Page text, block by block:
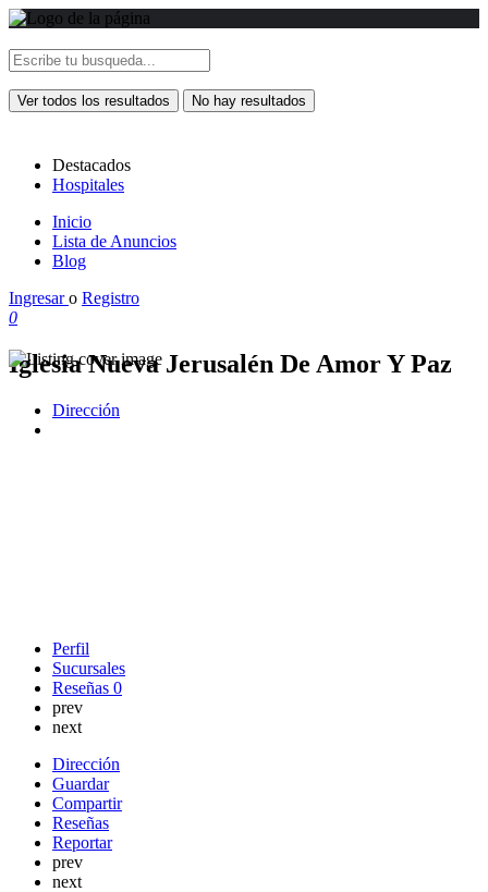
Ver todos los resultados No hay resultados
Destacados
Hospitales
Inicio
Lista de Anuncios
Blog
Ingresaro Registro
0
Iglesia Nueva Jerusalén De Amor Y Paz
Dirección
Perfil
Sucursales
Reseñas 0
prev
next
Dirección
Guardar
Compartir
Reseñas
Reportar
prev
next